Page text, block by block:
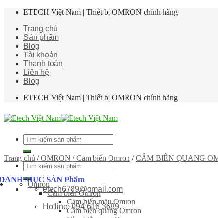
Skip
content
ETECH Việt Nam | Thiết bị OMRON chính hãng
Trang chủ
Sản phẩm
Blog
Tài khoản
Thanh toán
Liên hệ
Blog
ETECH Việt Nam | Thiết bị OMRON chính hãng
Tìm
kiếm:
Tìm
kiếm:
etech6789@gmail.com
Hotline: 094 616 3689
Trang chủ / OMRON / Cảm biến Omron / CẢM BIẾN QUANG
MỤC SẢN Phẩm
Omron
Cảm biến Omron
Cảm biến màu Omron
Cảm biến quang Omron